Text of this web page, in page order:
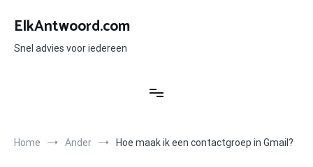
naar
inhoud
ElkAntwoord.com
Snel advies voor iedereen
Home Ander Hoe maak ik een contactgroep in Gmail?